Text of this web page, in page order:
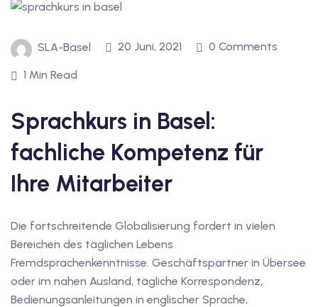
Französisch
SLA-Basel 20 Juni, 2021 0 Comments
1 Min Read
Sprachkurs in Basel:
fachliche Kompetenz für
Ihre Mitarbeiter
Die fortschreitende Globalisierung fordert in vielen
Bereichen des täglichen Lebens
Fremdsprachenkenntnisse. Geschäftspartner in Übersee
oder im nahen Ausland, tägliche Korrespondenz,
Bedienungsanleitungen in englischer Sprache,